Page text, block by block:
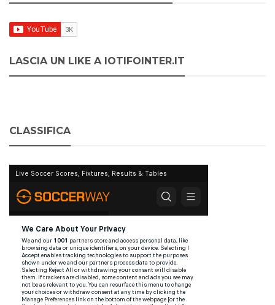
LASCIA UN LIKE A IOTIFOINTER.IT
CLASSIFICA